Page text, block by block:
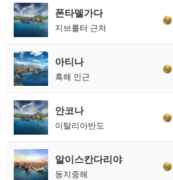
폰타델가다
지브롤터 근처
아티나
흑해 인근
안코나
이탈리아반도
알이스칸다리야
동지중해